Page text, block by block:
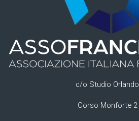
c/o Studio Orlando
Corso Monforte 2